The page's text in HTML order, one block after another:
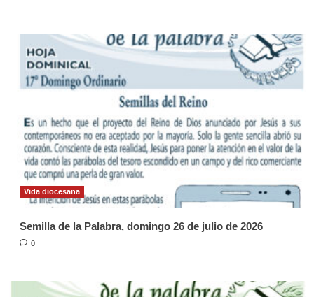
Vida diocesana
Semilla de la Palabra, domingo 26 de julio de 2026
0